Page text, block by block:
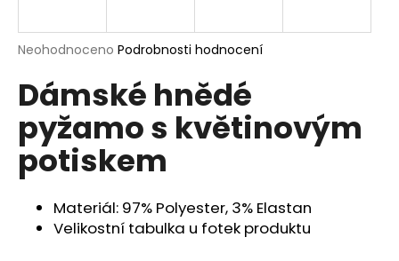
Průměrné
produktu
je
5
hvězdiček.
Neohodnoceno Podrobnosti hodnocení
Dámské hnědé
pyžamo s květinovým
potiskem
Materiál: 97% Polyester, 3% Elastan
Velikostní tabulka u fotek produktu
j
t
?
HLEDAT